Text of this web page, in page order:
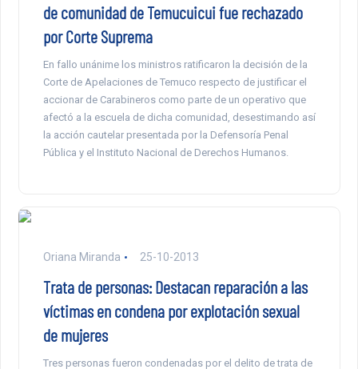
de comunidad de Temucuicui fue rechazado
por Corte Suprema
En fallo unánime los ministros ratificaron la decisión de la
Corte de Apelaciones de Temuco respecto de justificar el
accionar de Carabineros como parte de un operativo que
afectó a la escuela de dicha comunidad, desestimando así
la acción cautelar presentada por la Defensoría Penal
Pública y el Instituto Nacional de Derechos Humanos.
Oriana Miranda 25-10-2013
Trata de personas: Destacan reparación a las
víctimas en condena por explotación sexual
de mujeres
Tres personas fueron condenadas por el delito de trata de